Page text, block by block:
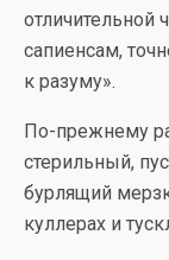
отличительной
сапиенсам,
к разуму».
По-прежнему
стерильный,
бурлящий
куллерах и